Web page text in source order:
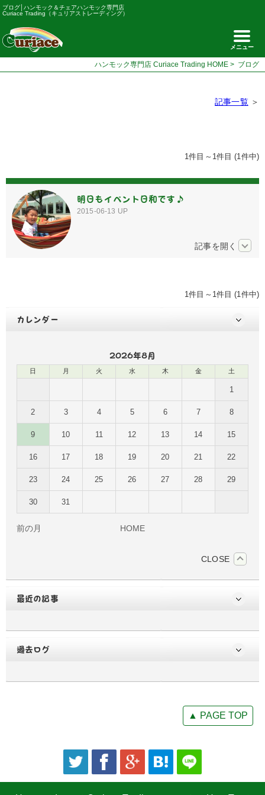
ブログ│ハンモック＆チェアハンモック専門店
Curiace Trading（キュリアストレーディング）
メニュー
ハンモック専門店 Curiace Trading HOME > ブログ
記事一覧＞
1件目～1件目 (1件中)
明日もイベント日和です♪
2015-06-13 UP
1件目～1件目 (1件中)
カレンダー
2026年8月
日 月 火 水 木 金 土
1
2 3 4 5 6 7 8
9 10 11 12 13 14 15
16 17 18 19 20 21 22
23 24 25 26 27 28 29
30 31
前の月 HOME
CLOSE
最近の記事
過去ログ
▲ PAGE TOP